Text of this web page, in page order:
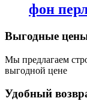
фон
Выгодные
Мы предлагаем
выгодной цене
Удобный